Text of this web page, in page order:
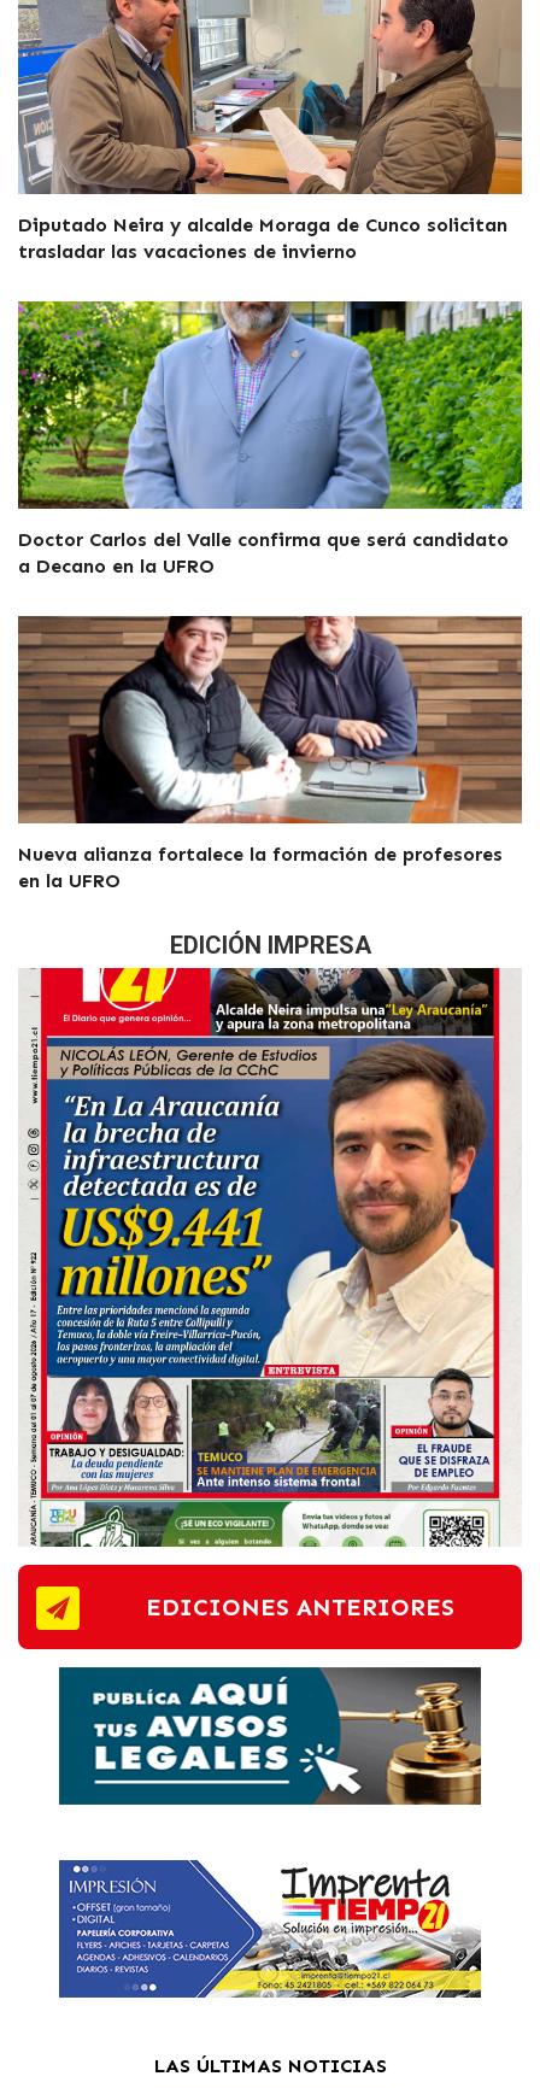
Diputado Neira y alcalde Moraga de Cunco solicitan
trasladar las vacaciones de invierno
Doctor Carlos del Valle confirma que será candidato
a Decano en la UFRO
Nueva alianza fortalece la formación de profesores
en la UFRO
EDICIÓN IMPRESA
EDICIONES ANTERIORES
LAS ÚLTIMAS NOTICIAS